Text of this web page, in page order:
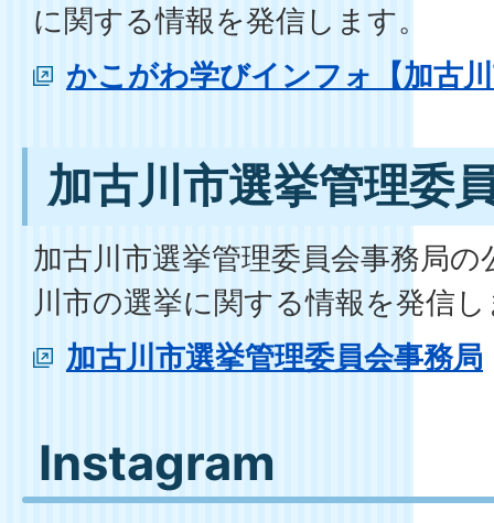
に関する情報を発信します。
かこがわ学びインフォ【加古
加古川市選挙管理委
加古川市選挙管理委員会事務局
川市の選挙に関する情報を発信
加古川市選挙管理委員会事務局
Instagram